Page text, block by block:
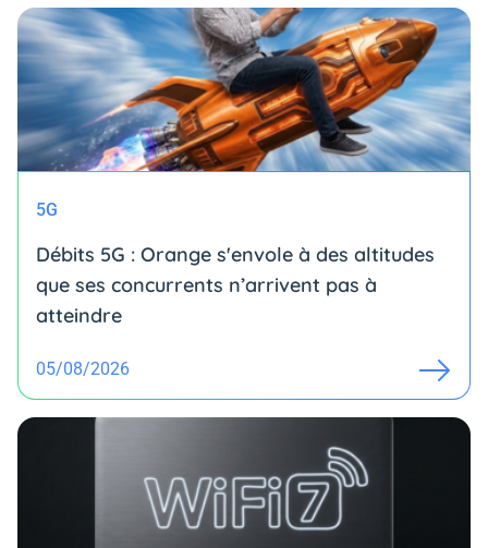
5G
Débits 5G : Orange s'envole à des altitudes
que ses concurrents n’arrivent pas à
atteindre
05/08/2026